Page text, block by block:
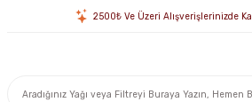
2500₺ Ve Üzeri Alışverişlerinizde